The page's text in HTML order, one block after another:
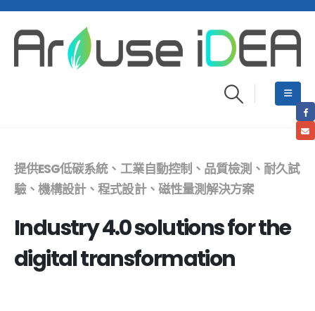
提供ESG低碳系統、工業自動控制、品質檢測、耐久試
驗、機構設計、程式設計、磁性量測解決方案
Industry 4.0 solutions for the
digital transformation